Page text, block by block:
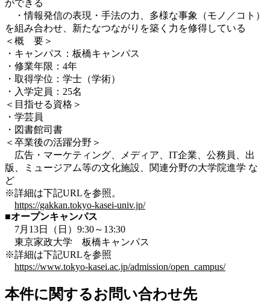
ができる
・情報発信の表現・手法の力、多様な事象（モノ／コト）
を組み合わせ、新たなつながりを築く力を修得している
＜概 要＞
・キャンパス：板橋キャンパス
・修業年限：4年
・取得学位：学士（学術）
・入学定員：25名
＜目指せる資格＞
・学芸員
・図書館司書
＜卒業後の活躍分野＞
広告・マーケティング、メディア、IT企業、公務員、出
版、ミュージアム等の文化施設、関連分野の大学院進学 な
ど
※詳細は下記URLを参照。
https://gakkan.tokyo-kasei-univ.jp/
■オープンキャンパス
7月13日（日）9:30～13:30
東京家政大学 板橋キャンパス
※詳細は下記URLを参照
https://www.tokyo-kasei.ac.jp/admission/open_campus/
本件に関するお問い合わせ先